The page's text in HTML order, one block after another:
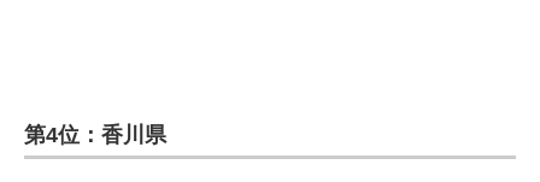
第4位：香川県